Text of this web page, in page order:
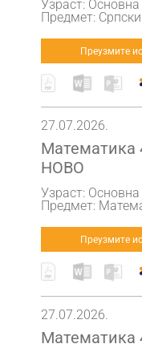
Узраст:
Предмет:
Преузмите
27.07.2026.
Математика
НОВО
Узраст:
Предмет:
Преузмите
27.07.2026.
Математика